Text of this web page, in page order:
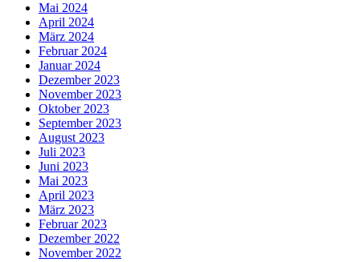
Mai 2024
April 2024
März 2024
Februar 2024
Januar 2024
Dezember 2023
November 2023
Oktober 2023
September 2023
August 2023
Juli 2023
Juni 2023
Mai 2023
April 2023
März 2023
Februar 2023
Dezember 2022
November 2022